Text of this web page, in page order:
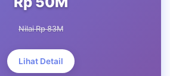
Nilai Rp 83M
Lihat Detail